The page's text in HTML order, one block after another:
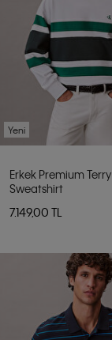
Yeni
Erkek Premium Terry
Sweatshirt
7.149,00 TL